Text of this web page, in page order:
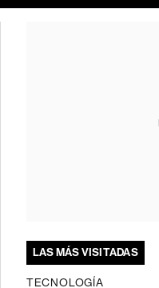
LAS MÁS VISITADAS
TECNOLOGÍA